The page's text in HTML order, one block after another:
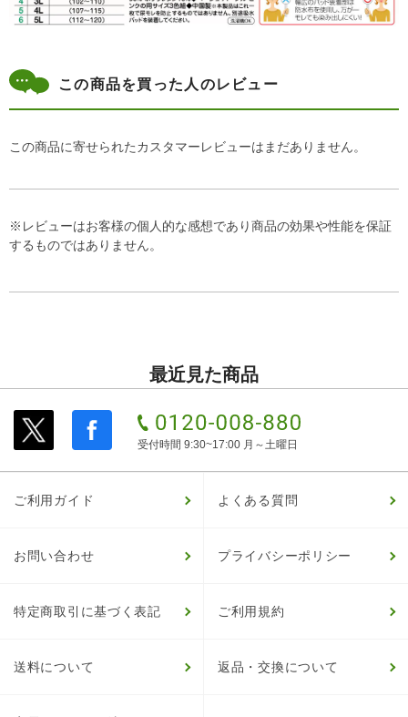
この商品を買った人のレビュー
この商品に寄せられたカスタマーレビューはまだありません。
※レビューはお客様の個人的な感想であり商品の効果や性能を保証
するものではありません。
最近見た商品
受付時間 9:30~17:00 月～土曜日
ご利用ガイド よくある質問
お問い合わせ プライバシーポリシー
特定商取引に基づく表記 ご利用規約
送料について 返品・交換について